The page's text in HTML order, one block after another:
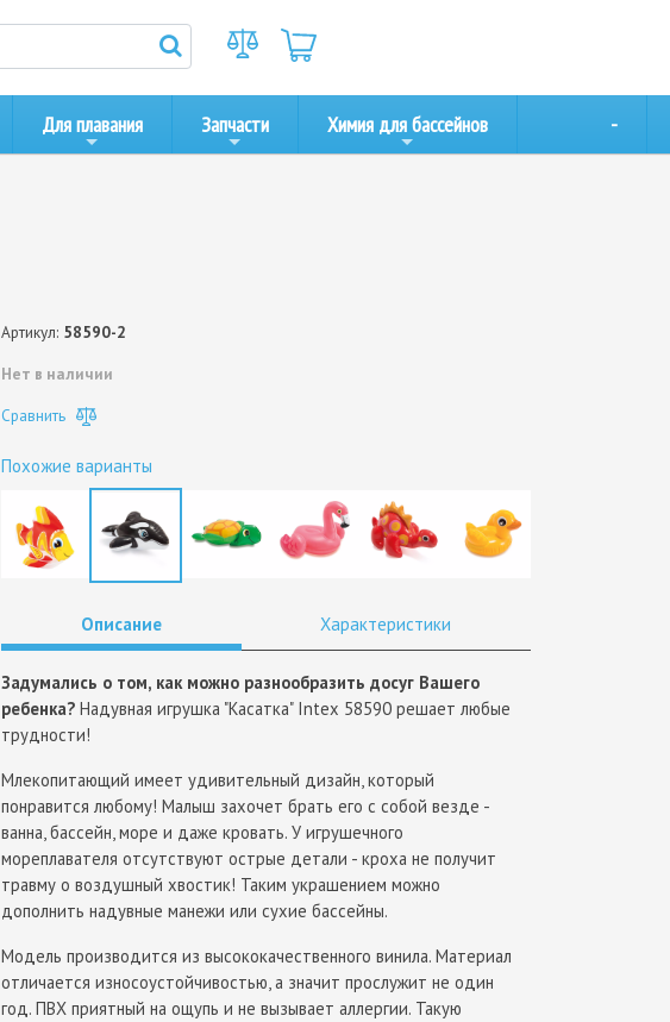
Для плавания Запчасти Химия для бассейнов -
Артикул: 58590-2
Нет в наличии
Сравнить
Похожие варианты
Описание Характеристики
Задумались о том, как можно разнообразить досуг Вашего
ребенка? Надувная игрушка "Касатка" Intex 58590 решает любые
трудности!
Млекопитающий имеет удивительный дизайн, который
понравится любому! Малыш захочет брать его с собой везде -
ванна, бассейн, море и даже кровать. У игрушечного
мореплавателя отсутствуют острые детали - кроха не получит
травму о воздушный хвостик! Таким украшением можно
дополнить надувные манежи или сухие бассейны.
Модель производится из высококачественного винила. Материал
отличается износоустойчивостью, а значит прослужит не один
год. ПВХ приятный на ощупь и не вызывает аллергии. Такую